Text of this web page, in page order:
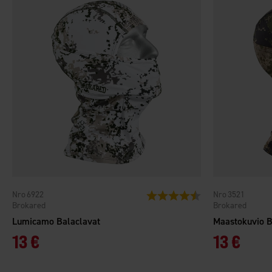
Lumicamo Balaclavat
Brokared
6922
13 €
Arvio: 4.8 5:sta tähdestä
Maastokuvio
Brokared
3521
13 €